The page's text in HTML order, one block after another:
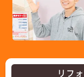
リフ